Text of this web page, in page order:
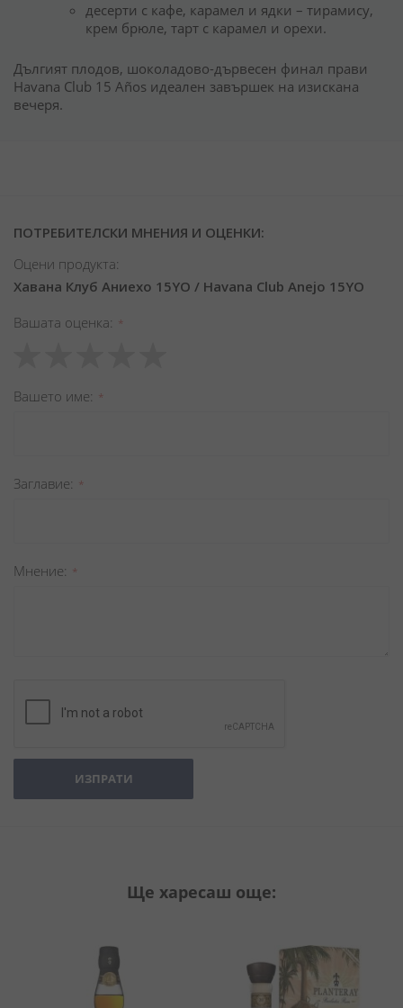
десерти с кафе, карамел и ядки – тирамису,
крем брюле, тарт с карамел и орехи.
Дългият плодов, шоколадово-дървесен финал прави
Havana Club 15 Años идеален завършек на изискана
вечеря.
ПОТРЕБИТЕЛСКИ МНЕНИЯ И ОЦЕНКИ:
Оцени продукта:
Хавана Клуб Аниехо 15YO / Havana Club Anejo 15YO
Вашата оценка
star
stars
stars
stars
stars
Вашето име
Заглавиe
Мнение
ИЗПРАТИ
Ще харесаш още: